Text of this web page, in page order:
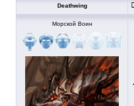
Deathwing
Морской Воин